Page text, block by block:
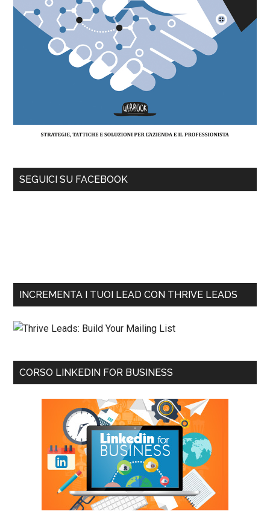
SEGUICI SU FACEBOOK
INCREMENTA I TUOI LEAD CON THRIVE LEADS
CORSO LINKEDIN FOR BUSINESS